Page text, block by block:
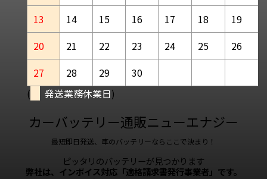
13
14 15 16 17 18
19
20
21 22 23 24 25
26
27
28 29
30
(
発送業務休業日)
カーバッテリー通販ニューエナジー
最短即日発送、車のバッテリーならここで決まり！
ピッタリのバッテリーが見つかります
弊社は、インボイス対応「適格請求書発行事業者」です。